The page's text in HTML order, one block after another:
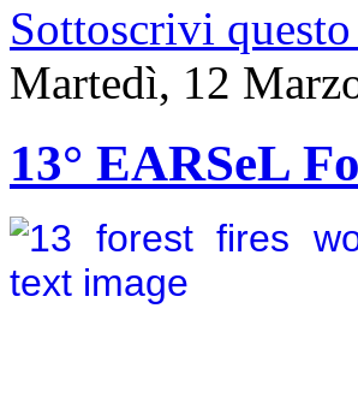
Sottoscrivi
Martedì, 12
13° EARSeL